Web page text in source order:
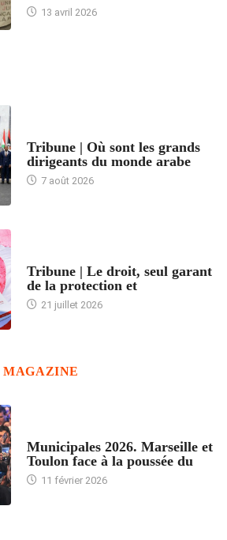
13 avril 2026
Tribune | Où sont les grands
dirigeants du monde arabe
7 août 2026
Tribune | Le droit, seul garant
de la protection et
21 juillet 2026
MAGAZINE
Municipales 2026. Marseille et
Toulon face à la poussée du
11 février 2026